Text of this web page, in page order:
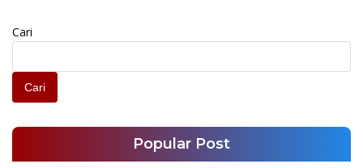
Cari
Cari
Popular Post